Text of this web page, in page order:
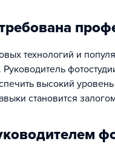
технологий и
Руководитель
высокий
становится